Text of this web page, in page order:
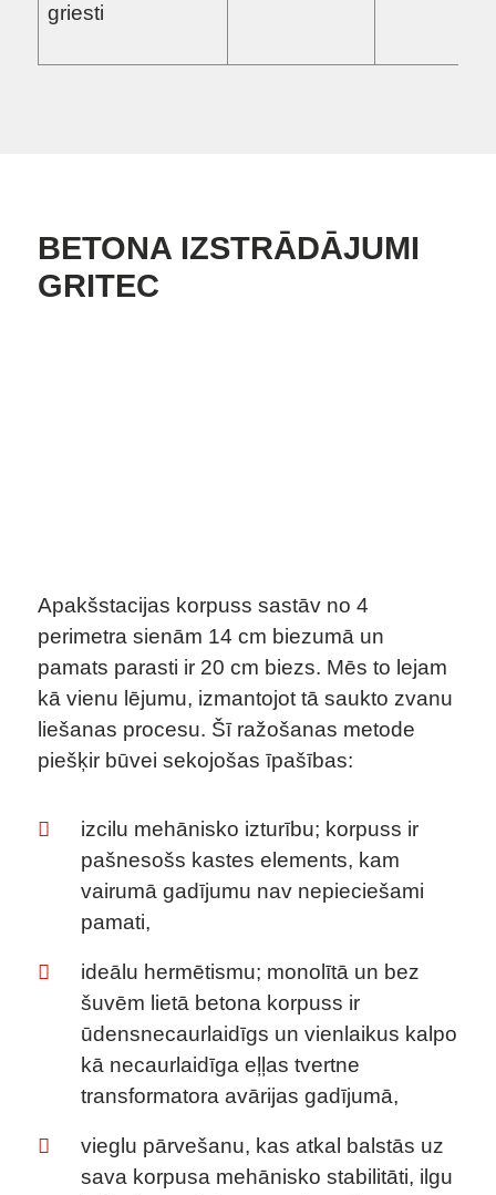
griesti
BETONA IZSTRĀDĀJUMI
GRITEC
Apakšstacijas korpuss sastāv no 4
perimetra sienām 14 cm biezumā un
pamats parasti ir 20 cm biezs. Mēs to lejam
kā vienu lējumu, izmantojot tā saukto zvanu
liešanas procesu. Šī ražošanas metode
piešķir būvei sekojošas īpašības:
izcilu mehānisko izturību; korpuss ir
pašnesošs kastes elements, kam
vairumā gadījumu nav nepieciešami
pamati,
ideālu hermētismu; monolītā un bez
šuvēm lietā betona korpuss ir
ūdensnecaurlaidīgs un vienlaikus kalpo
kā necaurlaidīga eļļas tvertne
transformatora avārijas gadījumā,
vieglu pārvešanu, kas atkal balstās uz
sava korpusa mehānisko stabilitāti, ilgu